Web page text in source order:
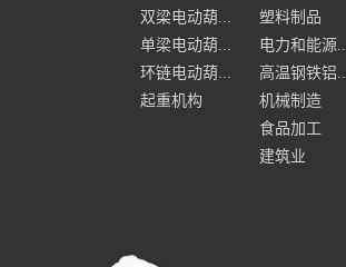
双梁电动葫...
单梁电动葫...
环链电动葫...
起重机构
塑料制品
电力和能源...
高温钢铁铝...
机械制造
食品加工
建筑业